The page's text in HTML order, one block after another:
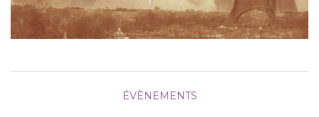
ÉVÈNEMENTS